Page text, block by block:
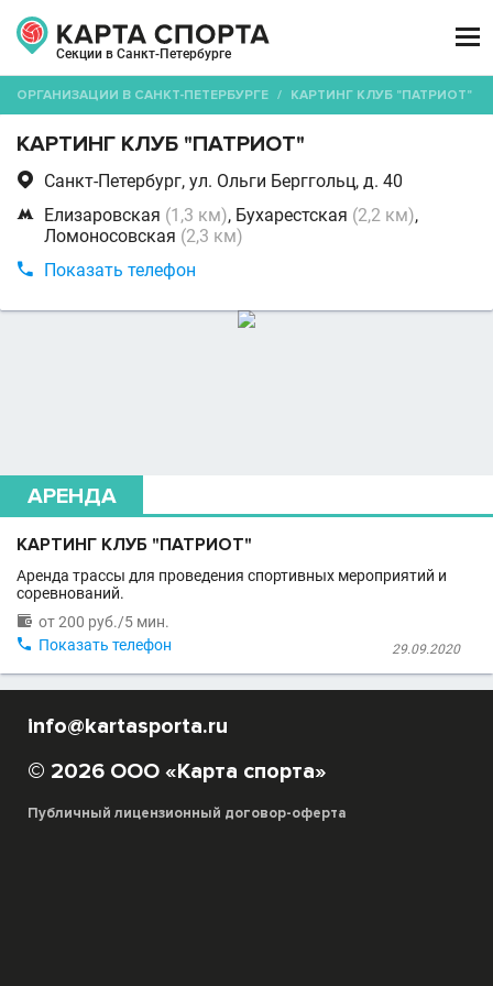
Секции в Санкт-Петербурге

ОРГАНИЗАЦИИ В САНКТ-ПЕТЕРБУРГЕ / КАРТИНГ КЛУБ "ПАТРИОТ"
КАРТИНГ КЛУБ "ПАТРИОТ"
 Санкт-Петербург, ул. Ольги Берггольц, д. 40
 Елизаровская (1,3 км), Бухарестская (2,2 км),
Ломоносовская (2,3 км)
 Показать телефон
АРЕНДА
КАРТИНГ КЛУБ "ПАТРИОТ"
Аренда трассы для проведения спортивных мероприятий и
соревнований.
 от 200 руб./5 мин.
29.09.2020
 Показать телефон
info@kartasporta.ru
© 2026 ООО «Карта спорта»
Публичный лицензионный договор-оферта